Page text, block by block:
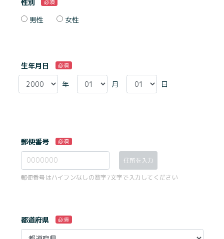
性別 必須
男性 女性
生年月日 必須
年 月 日
郵便番号 必須
住所を入力
郵便番号はハイフンなしの数字7文字で入力してください
都道府県 必須